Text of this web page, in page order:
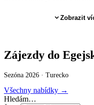
Zobrazit
Zájezdy do
Sezóna 2026 · Turecko
Všechny nabídky →
Hledám…